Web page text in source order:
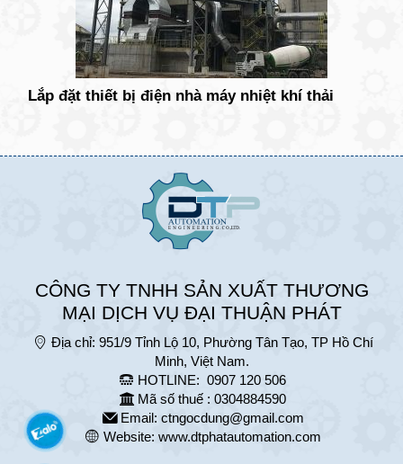
Lắp đặt thiết bị điện nhà máy nhiệt khí thải
CÔNG TY TNHH SẢN XUẤT THƯƠNG
MẠI DỊCH VỤ ĐẠI THUẬN PHÁT
Địa chỉ: 951/9 Tỉnh Lộ 10, Phường Tân Tạo, TP Hồ Chí
Minh, Việt Nam.
HOTLINE: 0907 120 506
Mã số thuế : 0304884590
Email: ctngocdung@gmail.com
Website: www.dtphatautomation.com